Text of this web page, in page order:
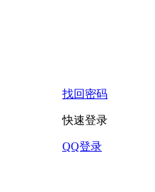
找回密码
快速登录
QQ登录